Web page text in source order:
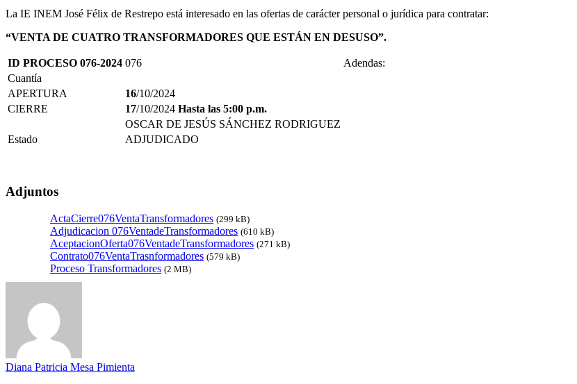
La IE INEM José Félix de Restrepo está interesado en las ofertas de carácter personal o jurídica para contratar:
“VENTA DE CUATRO TRANSFORMADORES QUE ESTÁN EN DESUSO”.
ID PROCESO 076-2024 076
Adendas:
Cuantía
APERTURA
16/10/2024
CIERRE
17/10/2024 Hasta las 5:00 p.m.
OSCAR DE JESÚS SÁNCHEZ RODRIGUEZ
Estado
ADJUDICADO
Adjuntos
ActaCierre076VentaTransformadores (299 kB)
Adjudicacion 076VentadeTransformadores (610 kB)
AceptacionOferta076VentadeTransformadores (271 kB)
Contrato076VentaTrasnformadores (579 kB)
Proceso Transformadores (2 MB)
Diana Patricia Mesa Pimienta